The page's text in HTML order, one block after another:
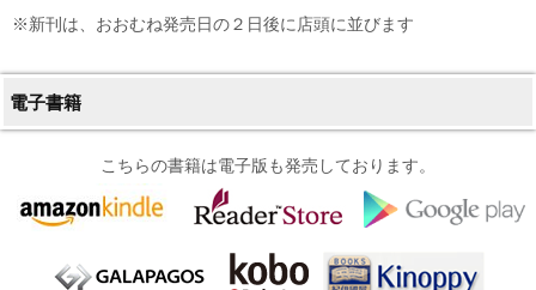
※新刊は、おおむね発売日の２日後に店頭に並びます
電子書籍
こちらの書籍は電子版も発売しております。